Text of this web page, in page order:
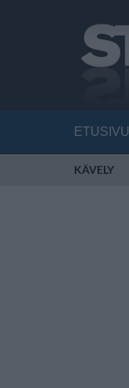
ETUSIVU
KÄVELY